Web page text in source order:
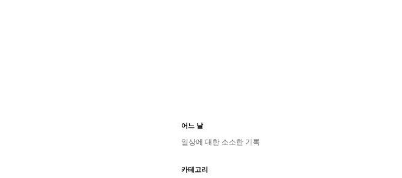
어느 날
일상에 대한 소소한 기록
카테고리